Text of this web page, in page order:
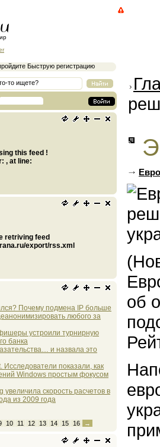
Быструю регистрацию
this feed !
, at line:
retriving feed
export/rss.xml
Почему подмена IP больше
любого за
устроили турнирную
банка
и назвала это
Исследователи показали, как
Windows простым фокусом
скорость расчетов в
из 2009 года
10 11 12 13 14 15 16 →
об